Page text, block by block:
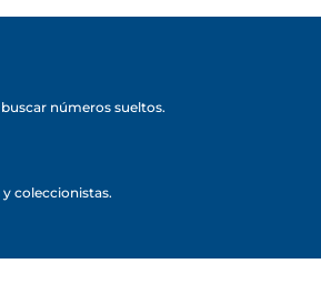
números sueltos.
coleccionistas.